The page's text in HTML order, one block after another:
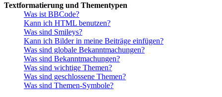
Textformatierung und Thementypen
Was ist BBCode?
Kann ich HTML benutzen?
Was sind Smileys?
Kann ich Bilder in meine Beiträge einfügen?
Was sind globale Bekanntmachungen?
Was sind Bekanntmachungen?
Was sind wichtige Themen?
Was sind geschlossene Themen?
Was sind Themen-Symbole?